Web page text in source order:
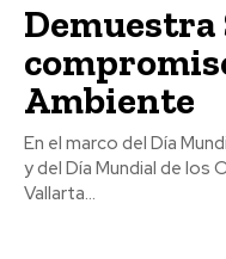
Demuestra
Ambiente
En el marco del Día
y del Día Mundial de los
Vallarta...